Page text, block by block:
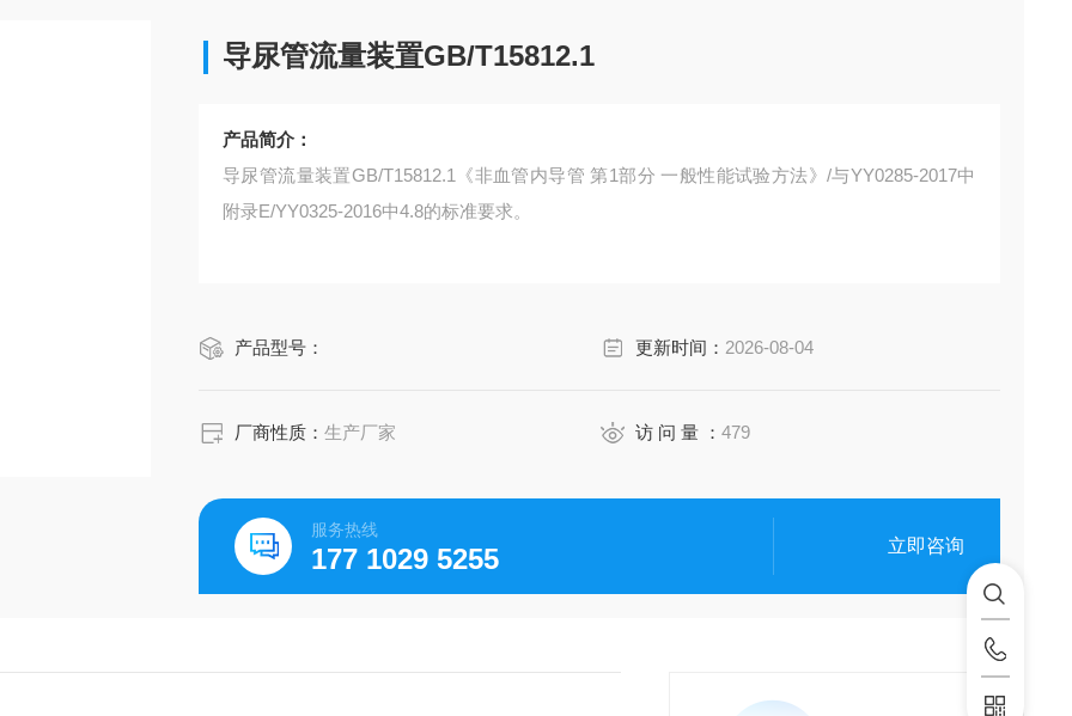
导尿管流量装置GB/T15812.1
产品简介：
导尿管流量装置GB/T15812.1《非血管内导管 第1部分 一般性能试验方法》/与YY0285-2017中
附录E/YY0325-2016中4.8的标准要求。
产品型号： 更新时间： 2026-08-04
厂商性质：生产厂家 访 问 量 ：479
服务热线
177 1029 5255 立即咨询